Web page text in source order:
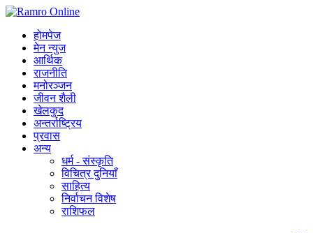
होमपेज
मेन न्युज
आर्थिक
राजनीति
मनोरञ्जन
जीवन शैली
खेलकुद
अन्तर्राष्ट्रिय
प्रवास
अन्य
धर्म - संस्कृति
विचित्र दुनियाँ
साहित्य
निर्वाचन विशेष
राशिफल